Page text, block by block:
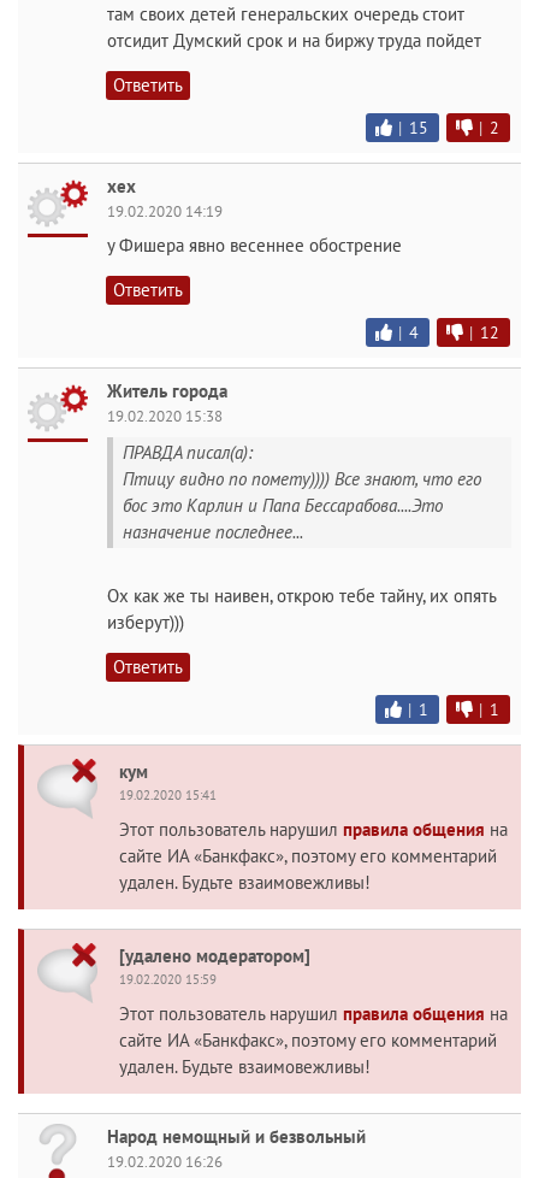
там своих детей генеральских очередь стоит
отсидит Думский срок и на биржу труда пойдет
Ответить
| 15 | 2
хех
19.02.2020 14:19
у Фишера явно весеннее обострение
Ответить
| 4 | 12
Житель города
19.02.2020 15:38
ПРАВДА писал(а):
Птицу видно по помету)))) Все знают, что его
бос это Карлин и Папа Бессарабова....Это
назначение последнее...
Ох как же ты наивен, открою тебе тайну, их опять
изберут)))
Ответить
| 1 | 1
кум
19.02.2020 15:41
Этот пользователь нарушил правила общения на
сайте ИА «Банкфакс», поэтому его комментарий
удален. Будьте взаимовежливы!
[удалено модератором]
19.02.2020 15:59
Этот пользователь нарушил правила общения на
сайте ИА «Банкфакс», поэтому его комментарий
удален. Будьте взаимовежливы!
Народ немощный и безвольный
19.02.2020 16:26